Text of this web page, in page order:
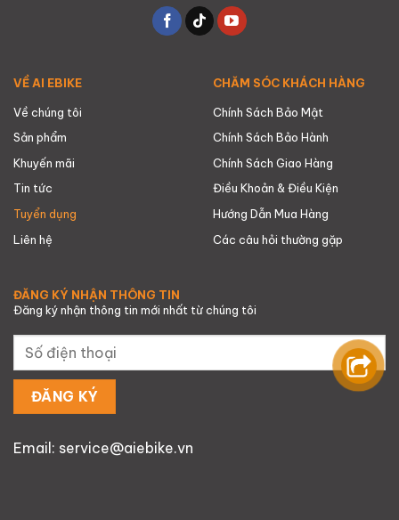
VỀ AI EBIKE
Về chúng tôi
Sản phẩm
Khuyến mãi
Tin tức
Tuyển dụng
Liên hệ
CHĂM SÓC KHÁCH HÀNG
Chính Sách Bảo Mật
Chính Sách Bảo Hành
Chính Sách Giao Hàng
Điều Khoản & Điều Kiện
Hướng Dẫn Mua Hàng
Các câu hỏi thường gặp
ĐĂNG KÝ NHẬN THÔNG TIN
Đăng ký nhận thông tin mới nhất từ chúng tôi
Email: service@aiebike.vn